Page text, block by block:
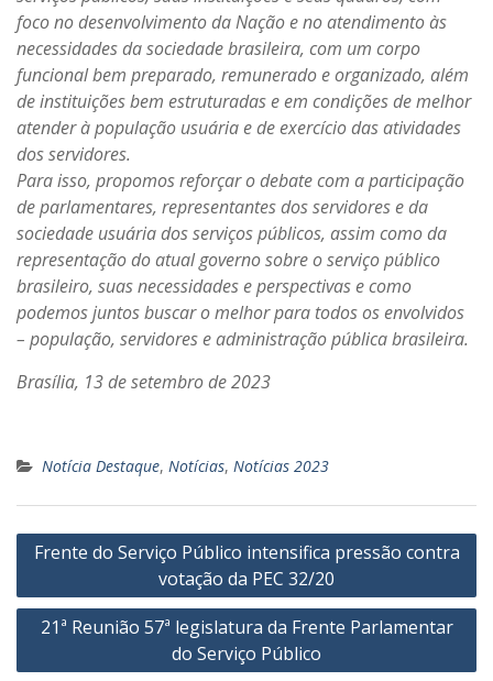
foco no desenvolvimento da Nação e no atendimento às
necessidades da sociedade brasileira, com um corpo
funcional bem preparado, remunerado e organizado, além
de instituições bem estruturadas e em condições de melhor
atender à população usuária e de exercício das atividades
dos servidores.
Para isso, propomos reforçar o debate com a participação
de parlamentares, representantes dos servidores e da
sociedade usuária dos serviços públicos, assim como da
representação do atual governo sobre o serviço público
brasileiro, suas necessidades e perspectivas e como
podemos juntos buscar o melhor para todos os envolvidos
– população, servidores e administração pública brasileira.
Brasília, 13 de setembro de 2023
Notícia Destaque, Notícias, Notícias 2023
Navegação
Post
Frente do Serviço Público intensifica pressão contra
votação da PEC 32/20
21ª Reunião 57ª legislatura da Frente Parlamentar
do Serviço Público